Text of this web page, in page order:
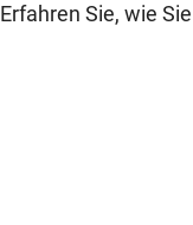
Erfahren Sie, wie